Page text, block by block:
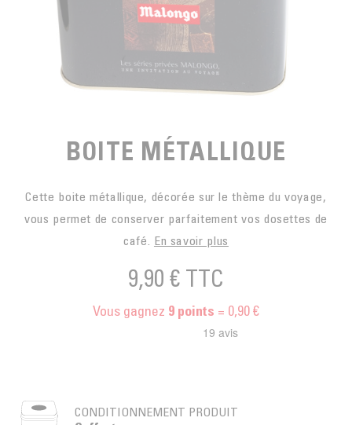
PIÈCES DÉTACHÉES
CAFÉ BIO
CAFÉ ÉQUITABLE
EN SACHETS
EN DOSETTES
ACCESSOIRES POUR LE THÉ
ARTS DE LA TABLE
POUR GRIGNOTER
POUR EMPORTER
THÉIÈRES
LA MARQUE
NOS VALEURSBOITE MÉTALLIQUE
Cette boite métallique, décorée sur le thème du voyage,
vous permet de conserver parfaitement vos dosettes de
café. En savoir plus
9,90 € TTC
Vous gagnez 9 points = 0,90 €
CONDITIONNEMENT PRODUIT